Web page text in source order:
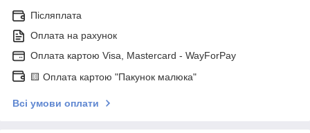
Післяплата
Оплата на рахунок
Оплата картою Visa, Mastercard - WayForPay
🟨 Оплата картою "Пакунок малюка"
Всі умови оплати